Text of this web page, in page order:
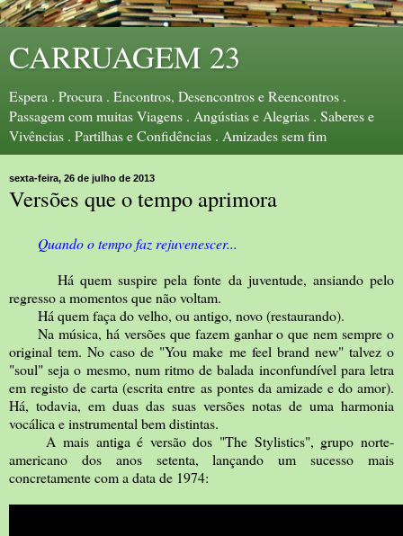
CARRUAGEM 23
Espera . Procura . Encontros, Desencontros e Reencontros .
Passagem com muitas Viagens . Angústias e Alegrias . Saberes e
Vivências . Partilhas e Confidências . Amizades sem fim
sexta-feira, 26 de julho de 2013
Versões que o tempo aprimora
Quando o tempo faz rejuvenescer...
Há quem suspire pela fonte da juventude, ansiando pelo
regresso a momentos que não voltam.
Há quem faça do velho, ou antigo, novo (restaurando).
Na música, há versões que fazem ganhar o que nem sempre o
original tem. No caso de "You make me feel brand new" talvez o
"soul" seja o mesmo, num ritmo de balada inconfundível para letra
em registo de carta (escrita entre as pontes da amizade e do amor).
Há, todavia, em duas das suas versões notas de uma harmonia
vocálica e instrumental bem distintas.
A mais antiga é versão dos "The Stylistics", grupo norte-
americano dos anos setenta, lançando um sucesso mais
concretamente com a data de 1974: